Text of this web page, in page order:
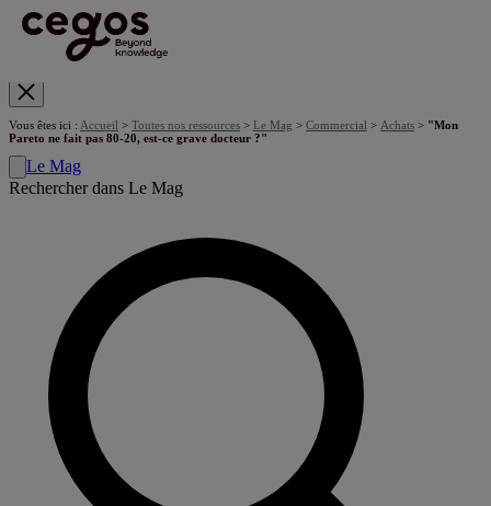
Vous êtes ici : Accueil > Toutes nos ressources > Le Mag > Commercial > Achats > "Mon
Pareto ne fait pas 80-20, est-ce grave docteur ?"
Le Mag
Rechercher dans Le Mag